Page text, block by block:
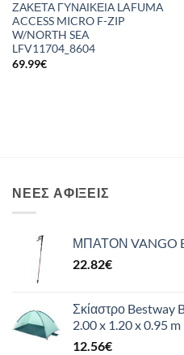
ΖΑΚΕΤΑ ΓΥΝΑΙΚΕΙΑ LAFUMA
ACCESS MICRO F-ZIP
W/NORTH SEA
LFV11704_8604
69.99€
ΝΈΕΣ ΑΦΊΞΕΙΣ
ΜΠΑΤΟΝ VANGO
22.82€
Σκίαστρο Bestway
2.00 x 1.20 x 0.95 m
12.56€